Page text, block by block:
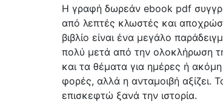
Η γραφή δωρεάν ebook pdf
από λεπτές κλωστές και
βιβλίο είναι ένα μεγάλο
πολύ μετά από την ολοκλήρωση
και τα θέματα για ημέρες ή
φορές, αλλά η ανταμοιβή αξίζει.
επισκεφτώ ξανά την ιστορία.